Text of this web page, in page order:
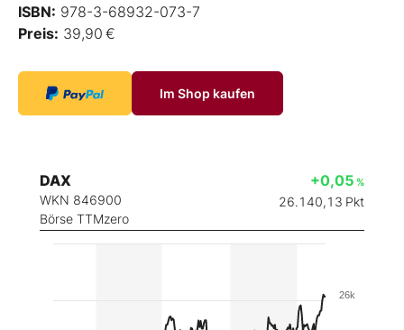
ISBN: 978-3-68932-073-7
Preis: 39,90 €
Im Shop kaufen
DAX
WKN 846900
Börse TTMzero
+0,05 %
26.140,13 Pkt
26k